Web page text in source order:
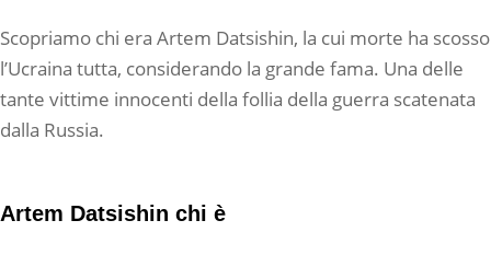
Scopriamo chi era Artem Datsishin, la cui morte ha scosso
l’Ucraina tutta, considerando la grande fama. Una delle
tante vittime innocenti della follia della guerra scatenata
dalla Russia.
Artem Datsishin chi è